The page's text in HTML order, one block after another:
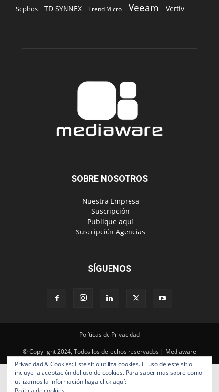
Sophos TD SYNNEX Trend Micro Veeam Vertiv
SOBRE NOSOTROS
‎ Nuestra Empresa
‎ Suscripción
‎ Publique aquí
‎ Suscripción Agencias
SÍGUENOS
Políticas de Privacidad
© Copyright 2024, Todos los derechos reservados | Mediaware
Privacidad & Cookies: Este sitio utiliza cookies. El uso de este sitio
incluye la aceptación del uso de cookies. Para saber mas sobre como
utilizamos la información haga click aquí:
Política de cookies